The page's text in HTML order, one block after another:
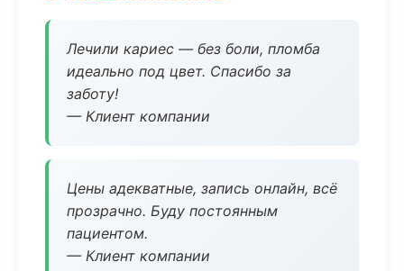
Лечили кариес — без боли, пломба
идеально под цвет. Спасибо за
заботу!
— Клиент компании
Цены адекватные, запись онлайн, всё
прозрачно. Буду постоянным
пациентом.
— Клиент компании